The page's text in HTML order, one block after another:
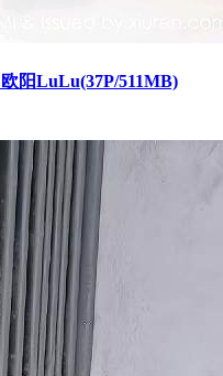
欧阳LuLu(37P/511MB)